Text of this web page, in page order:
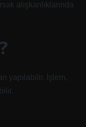
alışkanlıklarında
yapılabilir. İşlem,